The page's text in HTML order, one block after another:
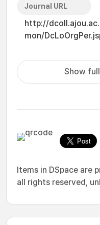
Journal URL
http://
mon/
Show
Items in DSpace are
all rights reserved,